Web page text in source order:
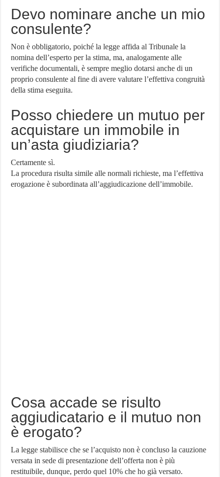
Devo nominare anche un mio
consulente?
Non è obbligatorio, poiché la legge affida al Tribunale la
nomina dell’esperto per la stima, ma, analogamente alle
verifiche documentali, è sempre meglio dotarsi anche di un
proprio consulente al fine di avere valutare l’effettiva congruità
della stima eseguita.
Posso chiedere un mutuo per
acquistare un immobile in
un’asta giudiziaria?
Certamente sì.
La procedura risulta simile alle normali richieste, ma l’effettiva
erogazione è subordinata all’aggiudicazione dell’immobile.
Cosa accade se risulto
aggiudicatario e il mutuo non
è erogato?
La legge stabilisce che se l’acquisto non è concluso la cauzione
versata in sede di presentazione dell’offerta non è più
restituibile, dunque, perdo quel 10% che ho già versato.